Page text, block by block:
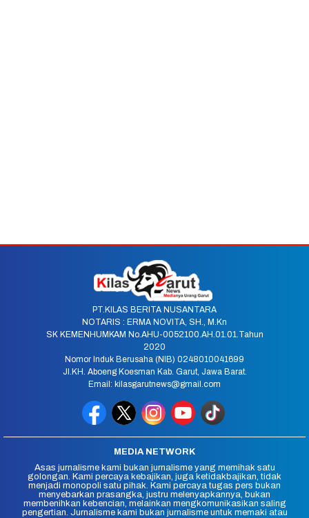
PT.KILAS BERITA NUSANTARA
NOTARIS : ERMA NOVITA, SH., M.Kn
SK KEMENHUMKAM No.AHU-0052100.AH.01.01.Tahun
2020
Nomor Induk Berusaha (NIB) 0248010041699
Jl.KH. Aboeng Koesman Kab. Garut, Jawa Barat.
Email: kilasgarutnews@gmail.com
MEDIA NETWORK
Asas jurnalisme kami bukan jurnalisme yang memihak satu
golongan. Kami percaya kebajikan, juga ketidakbajikan, tidak
menjadi monopoli satu pihak. Kami percaya tugas pers bukan
menyebarkan prasangka, justru melenyapkannya, bukan
membenihkan kebencian, melainkan mengkomunikasikan saling
pengertian. Jurnalisme kami bukan jurnalisme untuk memaki atau